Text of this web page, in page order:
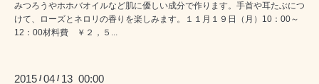
みつろうやホホバオイルなど肌に優しい成分で作ります。手首や耳たぶにつ
けて、ローズとネロリの香りを楽しみます。１１月１９日（月）10：00～
12：00材料費 ￥２，５...
2015 /04 / 13 00:00